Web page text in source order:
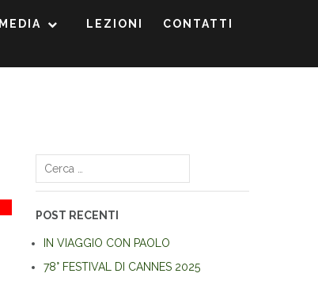
MEDIA LEZIONI CONTATTI
Ricerca
POST RECENTI
IN VIAGGIO CON PAOLO
78° FESTIVAL DI CANNES 2025